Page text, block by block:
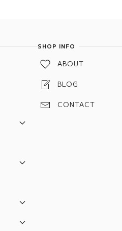
SHOP INFO
ABOUT
BLOG
CONTACT